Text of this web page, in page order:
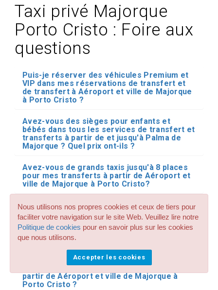
Taxi privé Majorque
Porto Cristo : Foire aux
questions
Puis-je réserver des véhicules Premium et
VIP dans mes réservations de transfert et
de transfert à Aéroport et ville de Majorque
à Porto Cristo ?
Avez-vous des sièges pour enfants et
bébés dans tous les services de transfert et
transferts à partir de et jusqu'à Palma de
Majorque ? Quel prix ont-ils ?
Avez-vous de grands taxis jusqu'à 8 places
pour mes transferts à partir de Aéroport et
ville de Majorque à Porto Cristo?
Acceptez-vous les animaux domestiques et
les animaux dans vos réservations de taxi et
de transfert à Porto Cristo de Majorque ?
rampe pour le transport des personnes
handicapées et des fauteuils roulants
disponibles pour mes transferts privés à
partir de Aéroport et ville de Majorque à
Porto Cristo ?
Nous utilisons nos propres cookies et ceux de tiers pour
faciliter votre navigation sur le site Web. Veuillez lire notre
Politique de cookies pour en savoir plus sur les cookies
que nous utilisons.
Accepter les cookies